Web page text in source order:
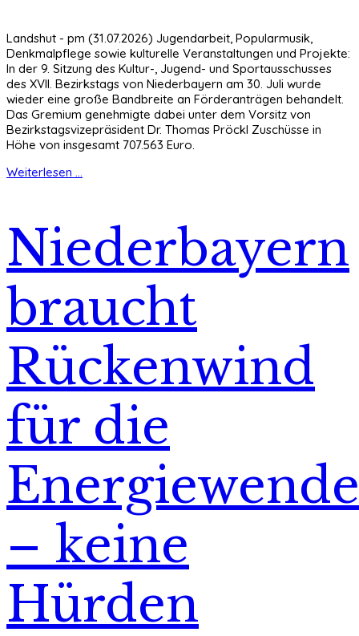
Landshut - pm (31.07.2026) Jugendarbeit, Popularmusik,
Denkmalpflege sowie kulturelle Veranstaltungen und Projekte:
In der 9. Sitzung des Kultur-, Jugend- und Sportausschusses
des XVII. Bezirkstags von Niederbayern am 30. Juli wurde
wieder eine große Bandbreite an Förderanträgen behandelt.
Das Gremium genehmigte dabei unter dem Vorsitz von
Bezirkstagsvizepräsident Dr. Thomas Pröckl Zuschüsse in
Höhe von insgesamt 707.563 Euro.
Weiterlesen ...
Niederbayern
braucht
Rückenwind
für die
Energiewende
– keine
Hürden